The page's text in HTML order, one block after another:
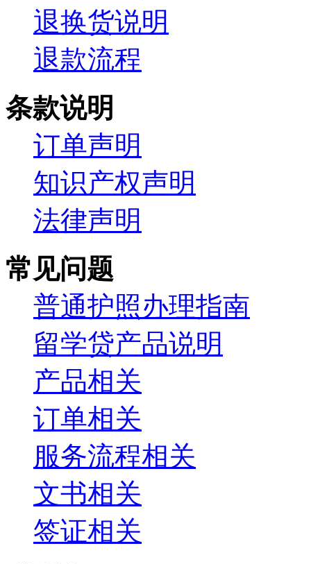
退换货说明
退款流程
条款说明
订单声明
知识产权声明
法律声明
常见问题
普通护照办理指南
留学贷产品说明
产品相关
订单相关
服务流程相关
文书相关
签证相关